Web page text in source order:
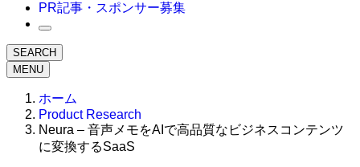
PR記事・スポンサー募集
SEARCH
MENU
ホーム
Product Research
Neura – 音声メモをAIで高品質なビジネスコンテンツ
に変換するSaaS